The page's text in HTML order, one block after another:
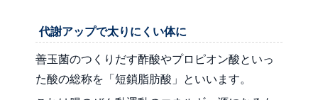
代謝アップで太りにくい体に
善玉菌のつくりだす酢酸やプロピオン酸といっ
た酸の総称を「短鎖脂肪酸」といいます。